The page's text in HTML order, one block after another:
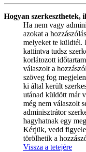
Hogyan szerkeszthetek,
Ha nem vagy
azokat a
melyeket te küldtél.
kattintva tudsz
korlátozott
válaszolt a
szöveg fog
ki által került
utánad küldött már
még nem válaszolt
adminisztrátor
hagyhatnak egy
Kérjük, vedd
törölhetik a
Vissza a tetejére